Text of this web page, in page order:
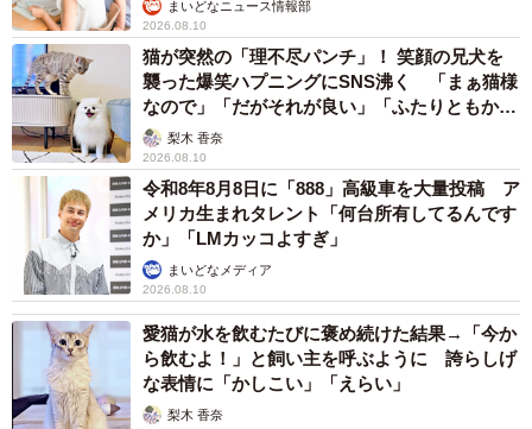
まいどなニュース情報部
2026.08.10
猫が突然の「理不尽パンチ」！ 笑顔の兄犬を
襲った爆笑ハプニングにSNS沸く 「まぁ猫様
なので」「だがそれが良い」「ふたりともかわ
いいね」
梨木 香奈
2026.08.10
令和8年8月8日に「888」高級車を大量投稿 ア
メリカ生まれタレント「何台所有してるんです
か」「LMカッコよすぎ」
まいどなメディア
2026.08.10
愛猫が水を飲むたびに褒め続けた結果→「今か
ら飲むよ！」と飼い主を呼ぶように 誇らしげ
な表情に「かしこい」「えらい」
梨木 香奈